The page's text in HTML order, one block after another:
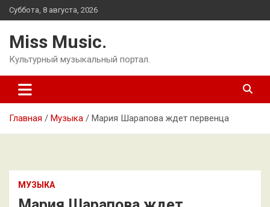
Перейти
к
Суббота, 8 августа, 2026
Miss Music.
Культурный музыкальный портал.
Главная Музыка Мария Шарапова ждет первенца
МУЗЫКА